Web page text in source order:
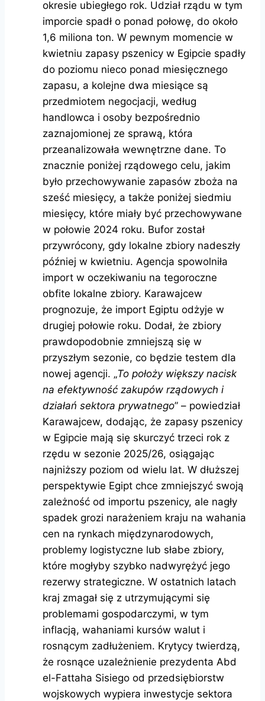
okresie ubiegłego rok. Udział rządu w tym
imporcie spadł o ponad połowę, do około
1,6 miliona ton. W pewnym momencie w
kwietniu zapasy pszenicy w Egipcie spadły
do ​​poziomu nieco ponad miesięcznego
zapasu, a kolejne dwa miesiące są
przedmiotem negocjacji, według
handlowca i osoby bezpośrednio
zaznajomionej ze sprawą, która
przeanalizowała wewnętrzne dane. To
znacznie poniżej rządowego celu, jakim
było przechowywanie zapasów zboża na
sześć miesięcy, a także poniżej siedmiu
miesięcy, które miały być przechowywane
w połowie 2024 roku. Bufor został
przywrócony, gdy lokalne zbiory nadeszły
później w kwietniu. Agencja spowolniła
import w oczekiwaniu na tegoroczne
obfite lokalne zbiory. Karawajcew
prognozuje, że import Egiptu odżyje w
drugiej połowie roku. Dodał, że zbiory
prawdopodobnie zmniejszą się w
przyszłym sezonie, co będzie testem dla
nowej agencji. „To położy większy nacisk
na efektywność zakupów rządowych i
działań sektora prywatnego” – powiedział
Karawajcew, dodając, że zapasy pszenicy
w Egipcie mają się skurczyć trzeci rok z
rzędu w sezonie 2025/26, osiągając
najniższy poziom od wielu lat. W dłuższej
perspektywie Egipt chce zmniejszyć swoją
zależność od importu pszenicy, ale nagły
spadek grozi narażeniem kraju na wahania
cen na rynkach międzynarodowych,
problemy logistyczne lub słabe zbiory,
które mogłyby szybko nadwyrężyć jego
rezerwy strategiczne. W ostatnich latach
kraj zmagał się z utrzymującymi się
problemami gospodarczymi, w tym
inflacją, wahaniami kursów walut i
rosnącym zadłużeniem. Krytycy twierdzą,
że rosnące uzależnienie prezydenta Abd
el-Fattaha Sisiego od przedsiębiorstw
wojskowych wypiera inwestycje sektora